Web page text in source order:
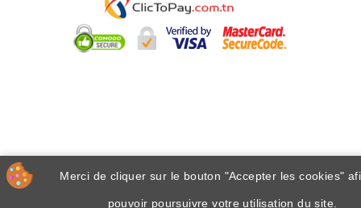
Merci de cliquer sur le bouton "Accepter les cookies"
pouvoir poursuivre votre utilisation du site.